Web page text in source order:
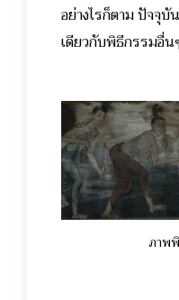
อย่างไรก็ตาม ปัจจุบั
เดียวกับพิธีกรรมอื่
ภาพ